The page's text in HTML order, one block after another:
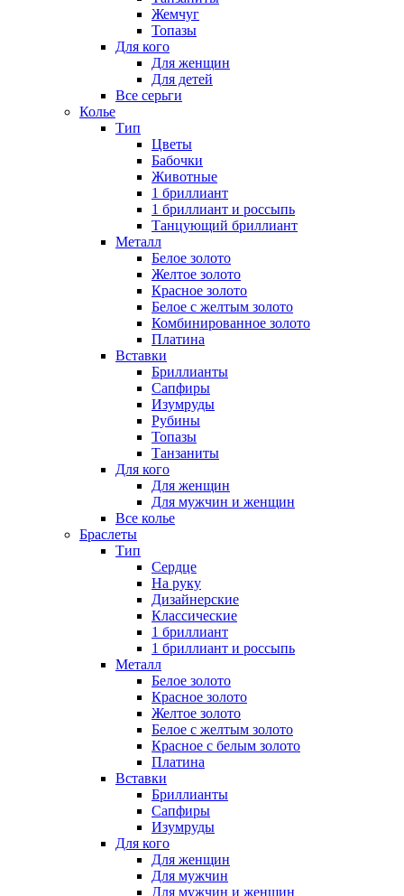
Жемчуг
Топазы
Для кого
Для женщин
Для детей
Все серьги
Колье
Тип
Цветы
Бабочки
Животные
1 бриллиант
1 бриллиант и россыпь
Танцующий бриллиант
Металл
Белое золото
Желтое золото
Красное золото
Белое с желтым золото
Комбинированное золото
Платина
Вставки
Бриллианты
Сапфиры
Изумруды
Рубины
Топазы
Танзаниты
Для кого
Для женщин
Для мужчин и женщин
Все колье
Браслеты
Тип
Сердце
На руку
Дизайнерские
Классические
1 бриллиант
1 бриллиант и россыпь
Металл
Белое золото
Красное золото
Желтое золото
Белое с желтым золото
Красное с белым золото
Платина
Вставки
Бриллианты
Сапфиры
Изумруды
Для кого
Для женщин
Для мужчин
Для мужчин и женщин